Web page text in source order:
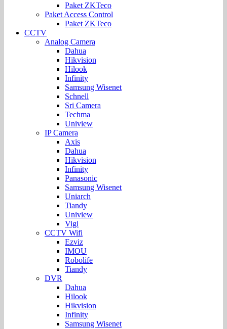
Paket ZKTeco
Paket Access Control
Paket ZKTeco
CCTV
Analog Camera
Dahua
Hikvision
Hilook
Infinity
Samsung Wisenet
Schnell
Sri Camera
Techma
Uniview
IP Camera
Axis
Dahua
Hikvision
Infinity
Panasonic
Samsung Wisenet
Uniarch
Tiandy
Uniview
Vigi
CCTV Wifi
Ezviz
IMOU
Robolife
Tiandy
DVR
Dahua
Hilook
Hikvision
Infinity
Samsung Wisenet